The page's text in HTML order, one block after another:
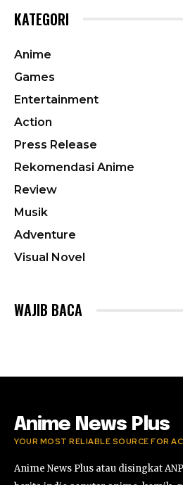
KATEGORI
Anime
Games
Entertainment
Action
Press Release
Rekomendasi Anime
Review
Musik
Adventure
Visual Novel
WAJIB BACA
Anime News Plus
YOUR MOST RELIABLE SOURCE FOR
Anime News Plus atau disingkat